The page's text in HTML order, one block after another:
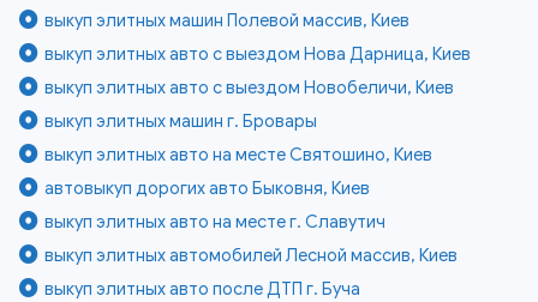
выкуп элитных машин Полевой массив, Киев
выкуп элитных авто с выездом Нова Дарница, Киев
выкуп элитных авто с выездом Новобеличи, Киев
выкуп элитных машин г. Бровары
выкуп элитных авто на месте Святошино, Киев
автовыкуп дорогих авто Быковня, Киев
выкуп элитных авто на месте г. Славутич
выкуп элитных автомобилей Лесной массив, Киев
выкуп элитных авто после ДТП г. Буча